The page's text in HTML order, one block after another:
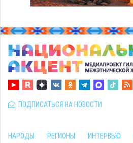
ПОДПИСАТЬСЯ НА НОВОСТИ
НАРОДЫ РЕГИОНЫ ИНТЕРВЬЮ